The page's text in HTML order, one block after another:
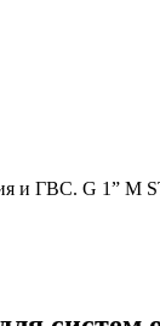
и ГВС. G 1” M